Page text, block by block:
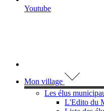
Youtube
Mon village
Les élus
L'Edito du